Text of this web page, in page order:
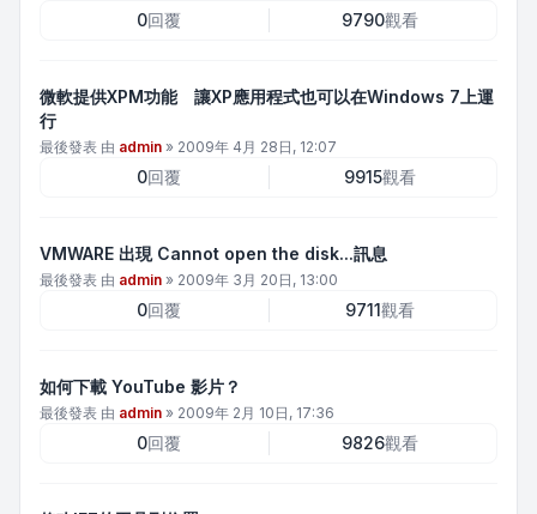
0回覆 9790觀看
微軟提供XPM功能 讓XP應用程式也可以在Windows 7上運
行
最後發表 由 admin » 2009年 4月 28日, 12:07
0回覆 9915觀看
VMWARE 出現 Cannot open the disk...訊息
最後發表 由 admin » 2009年 3月 20日, 13:00
0回覆 9711觀看
如何下載 YouTube 影片？
最後發表 由 admin » 2009年 2月 10日, 17:36
0回覆 9826觀看